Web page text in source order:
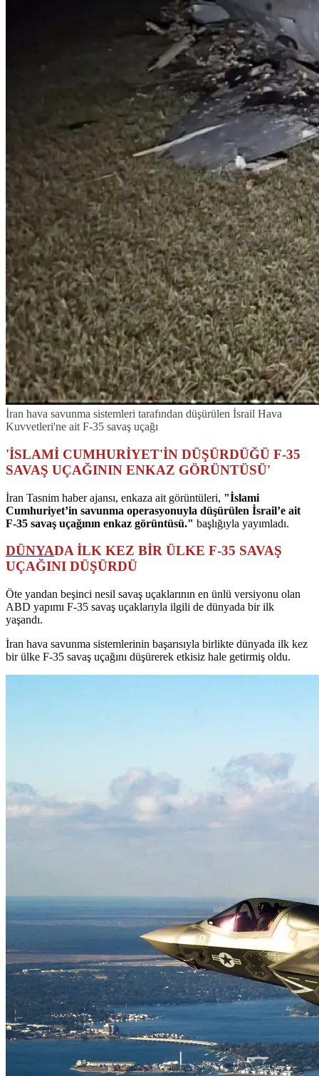
İran hava savunma sistemleri tarafından düşürülen İsrail Hava
Kuvvetleri'ne ait F-35 savaş uçağı
'İSLAMİ CUMHURİYET'İN DÜŞÜRDÜĞÜ F-35
SAVAŞ UÇAĞININ ENKAZ GÖRÜNTÜSÜ'
İran Tasnim haber ajansı, enkaza ait görüntüleri, "İslami
Cumhuriyet’in savunma operasyonuyla düşürülen İsrail’e ait
F-35 savaş uçağının enkaz görüntüsü." başlığıyla yayımladı.
DÜNYADA İLK KEZ BİR ÜLKE F-35 SAVAŞ
UÇAĞINI DÜŞÜRDÜ
Öte yandan beşinci nesil savaş uçaklarının en ünlü versiyonu olan
ABD yapımı F-35 savaş uçaklarıyla ilgili de dünyada bir ilk
yaşandı.
İran hava savunma sistemlerinin başarısıyla birlikte dünyada ilk kez
bir ülke F-35 savaş uçağını düşürerek etkisiz hale getirmiş oldu.